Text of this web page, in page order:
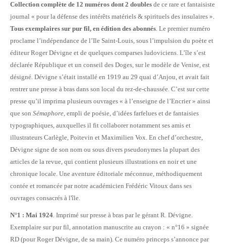
Collection complète de 12 numéros dont 2 doubles de ce rare et fantaisiste
journal « pour la défense des intérêts matériels & spirituels des insulaires ».
Tous exemplaires sur pur fil, en édition des abonnés. Le premier numéro
proclame l’indépendance de l’Ile Saint-Louis, sous l’impulsion du poète et
éditeur Roger Dévigne et de quelques comparses ludoviciens. L’île s’est
déclarée République et un conseil des Doges, sur le modèle de Venise, est
désigné. Dévigne s’était installé en 1919 au 29 quai d’Anjou, et avait fait
rentrer une presse à bras dans son local du rez-de-chaussée. C’est sur cette
presse qu’il imprima plusieurs ouvrages « à l’enseigne de l’Encrier » ainsi
que son Sémaphore, empli de poésie, d’idées farfelues et de fantaisies
typographiques, auxquelles il fit collaborer notamment ses amis et
illustrateurs Carlègle, Poitevin et Maximilien Vox. En chef d’orchestre,
Dévigne signe de son nom ou sous divers pseudonymes la plupart des
articles de la revue, qui contient plusieurs illustrations en noir et une
chronique locale. Une aventure éditoriale méconnue, méthodiquement
contée et romancée par notre académicien Frédéric Vitoux dans ses
ouvrages consacrés à l'île.
N°1 : Mai 1924. Imprimé sur presse à bras par le gérant R. Dévigne.
Exemplaire sur pur fil, annotation manuscrite au crayon : « n°16 » signée
RD (pour Roger Dévigne, de sa main). Ce numéro princeps s’annonce par